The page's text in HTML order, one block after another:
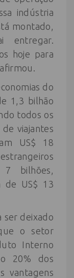
indústria
montado,
hoje para
do
1,3 bilhão
todos os
viajantes
US$ 18
7 bilhões,
de US$ 13
ser deixado
o setor
Interno
20% dos
vantagens